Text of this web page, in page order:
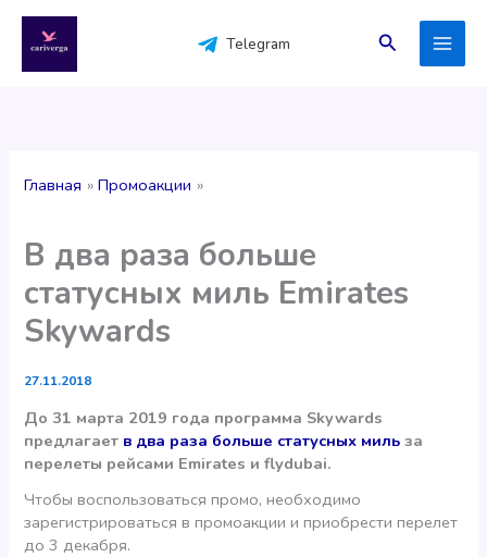
содержимому
Telegram Поиск
Главная Промоакции
В два раза больше
статусных миль Emirates
Skywards
27.11.2018
До 31 марта 2019 года программа Skywards
предлагает в два раза больше статусных миль за
перелеты рейсами Emirates и flydubai.
Чтобы воспользоваться промо, необходимо
зарегистрироваться в промоакции и приобрести перелет
до 3 декабря.